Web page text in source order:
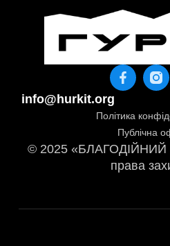
info@hurkit.org
Політика
Публічна
© 2025 «БЛАГОДІЙНИЙ
права